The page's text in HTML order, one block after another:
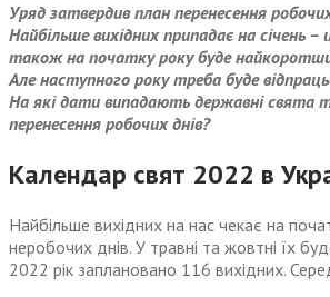
Уряд затвердив план перенесення
Найбільше вихідних припадає на січень –
також на початку року буде
Але наступного року треба буде
На які дати випадають державні свята
перенесення робочих днів?
Календар свят 2022 в
Найбільше вихідних на нас чекає на
неробочих днів. У травні та жовтні їх
2022 рік заплановано 116 вихідних.